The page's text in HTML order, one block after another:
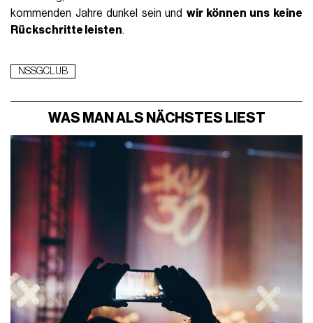
kommenden Jahre dunkel sein und wir können uns keine
Rückschritte leisten.
NSSGCLUB
WAS MAN ALS NÄCHSTES LIEST